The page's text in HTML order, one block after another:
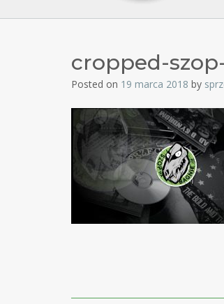
cropped-
Posted on 19 marca 2018 by